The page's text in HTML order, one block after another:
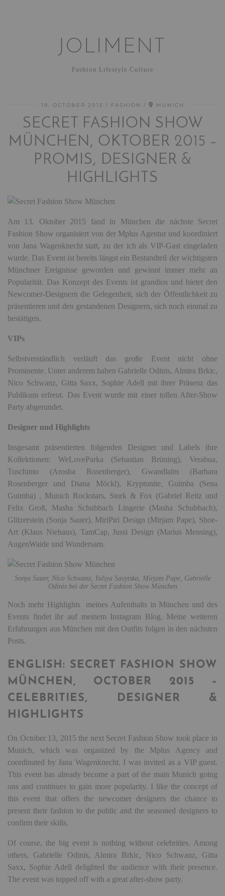
JOLIMENT
Fashion Lifestyle Culture
19. OCTOBER 2015 FASHION MUNICH
SECRET FASHION SHOW
MÜNCHEN, OKTOBER 2015 –
PROMIS, DESIGNER &
HIGHLIGHTS
Am 13. Oktober 2015 fand in München die nächste Secret
Fashion Show organisiert von der Mplus Agentur und koordiniert
von Jana Wagenknecht statt, zu der ich als VIP-Gast eingeladen
wurde. Das Event ist bereits längst ein Bestandteil der wichtigsten
Münchner Ereignisse geworden und gewinnt immer mehr an
Popularität. Das Konzept des Events ist grandios und bietet den
Newcomer-Designern die Gelegenheit, sich der Öffentlichkeit zu
präsentieren und den gestandenen Designern, sich noch einmal zu
bestätigen.
VIPs
Selbstverständlich verläuft das große Event nicht ohne
Prominente. Unter anderem haben Gabrielle Odinis, Almira Brkic,
Nico Schwanz, Gitta Saxx, Sophie Adell mit ihrer Präsenz das
Publikum erfreut. Das Event wurde mit einer tollen After-Show
Party abgerundet.
Designer und Highlights
Insgesamt präsentierten folgenden Designer und Labels ihre
Kollektionen: WeLoveParka (Sebastian Brüning), Verabua,
Tuschimo (Arosha Rosenberger), Gwandlalm (Barbara
Rosenberger und Diana Möckl), Kryptonite, Guimba (Sena
Guimba) , Munich Rockstars, Stork & Fox (Gabriel Reitz und
Felix Groß, Masha Schubbach Lingerie (Masha Schubbach),
Glitzerstein (Sonja Sauer), MiriPiri Design (Mirjam Pape), Shoe-
Art (Klaus Niehaus), TamCap, Jussi Design (Marius Mensing),
AugenWaide und Wundersam.
Sonja Sauer, Nico Schwanz, Yuliya Savytska, Mirjam Pape, Gabrielle
Odinis bei der Secret Fashion Show München
Noch mehr Highlights meines Aufenthalts in München und des
Events findet ihr auf meinem Instagram Blog. Meine weiteren
Erfahrungen aus München mit den Outfits folgen in den nächsten
Posts.
ENGLISH: SECRET FASHION SHOW
MÜNCHEN, OCTOBER 2015 –
CELEBRITIES, DESIGNER &
HIGHLIGHTS
On October 13, 2015 the next Secret Fashion Show took place in
Munich, which was organized by the Mplus Agency and
coordinated by Jana Wagenknecht. I was invited as a VIP guest.
This event has already become a part of the main Munich going
ons and continues to gain more popularity. I like the concept of
this event that offers the newcomer designers the chance to
present their fashion to the public and the seasoned designers to
confirm their skills.
Of course, the big event is nothing without celebrities. Among
others, Gabrielle Odinis, Almira Brkic, Nico Schwanz, Gitta
Saxx, Sophie Adell delighted the audience with their presence.
The event was topped off with a great after-show party.